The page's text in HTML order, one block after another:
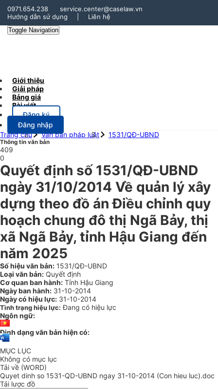
0971.654.238
service.center@caselaw.vn
Hướng dẫn sử dụng
Liên hệ
Toggle Navigation
Giới thiệu
Giải pháp
Bảng giá
Bài viết
Đăng ký
Đăng nhập
Trang chủ
Văn bản pháp luật 1531/QĐ-UBND
Thông tin văn bản
409
0
Quyết định số 1531/QĐ-UBND
ngày 31/10/2014 Về quản lý xây
dựng theo đồ án Điều chỉnh quy
hoạch chung đô thị Ngã Bảy, thị
xã Ngã Bảy, tỉnh Hậu Giang đến
năm 2025
Số hiệu văn bản: 1531/QĐ-UBND
Loại văn bản: Quyết định
Cơ quan ban hành: Tỉnh Hậu Giang
Ngày ban hành: 31-10-2014
Ngày có hiệu lực: 31-10-2014
Tình trạng hiệu lực: Đang có hiệu lực
Ngôn ngữ:
Định dạng văn bản hiện có:
MỤC LỤC
Không có mục lục
Tải về (WORD)
Quyet dinh so 1531-QD-UBND ngay 31-10-2014 (Con hieu luc).doc
Tải lược đồ